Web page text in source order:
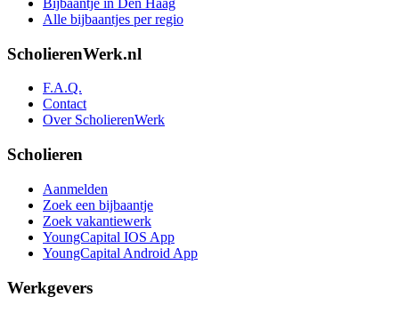
Bijbaantje in Den Haag
Alle bijbaantjes per regio
ScholierenWerk.nl
F.A.Q.
Contact
Over ScholierenWerk
Scholieren
Aanmelden
Zoek een bijbaantje
Zoek vakantiewerk
YoungCapital IOS App
YoungCapital Android App
Werkgevers